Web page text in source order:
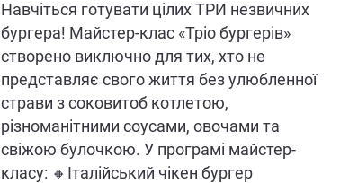
Навчіться готувати цілих ТРИ незвичних
бургера! Майстер-клас «Тріо бургерів»
створено виключно для тих, хто не
представляє свого життя без улюбленної
страви з соковитоб котлетою,
різноманітними соусами, овочами та
свіжою булочкою. У програмі майстер-
класу: 🔸Італійський чікен бургер